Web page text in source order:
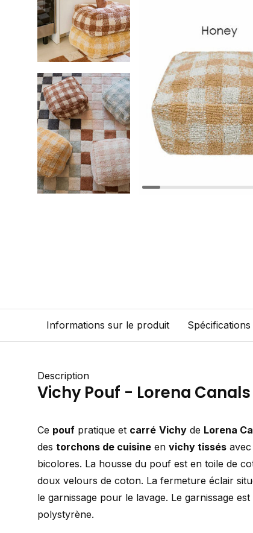
Informations sur le produit Spécifications
Description
Vichy Pouf - Lorena Canals
Ce pouf pratique et carré Vichy de Lorena
des torchons de cuisine en vichy tissés
bicolores. La housse du pouf est en toile de
doux velours de coton. La fermeture éclair
le garnissage pour le lavage. Le garnissage
polystyrène.